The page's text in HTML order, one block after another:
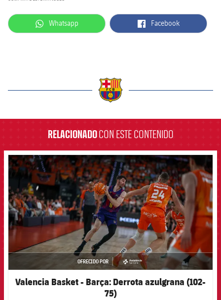
label.aria.whatsapp
Whatsapp label.aria.facebook
Facebook
RELACIONADOCON ESTE CONTENIDO
FCB Barcelona badge
OFRECIDO POR
asistencia
Valencia Basket - Barça: Derrota azulgrana (102-
75)